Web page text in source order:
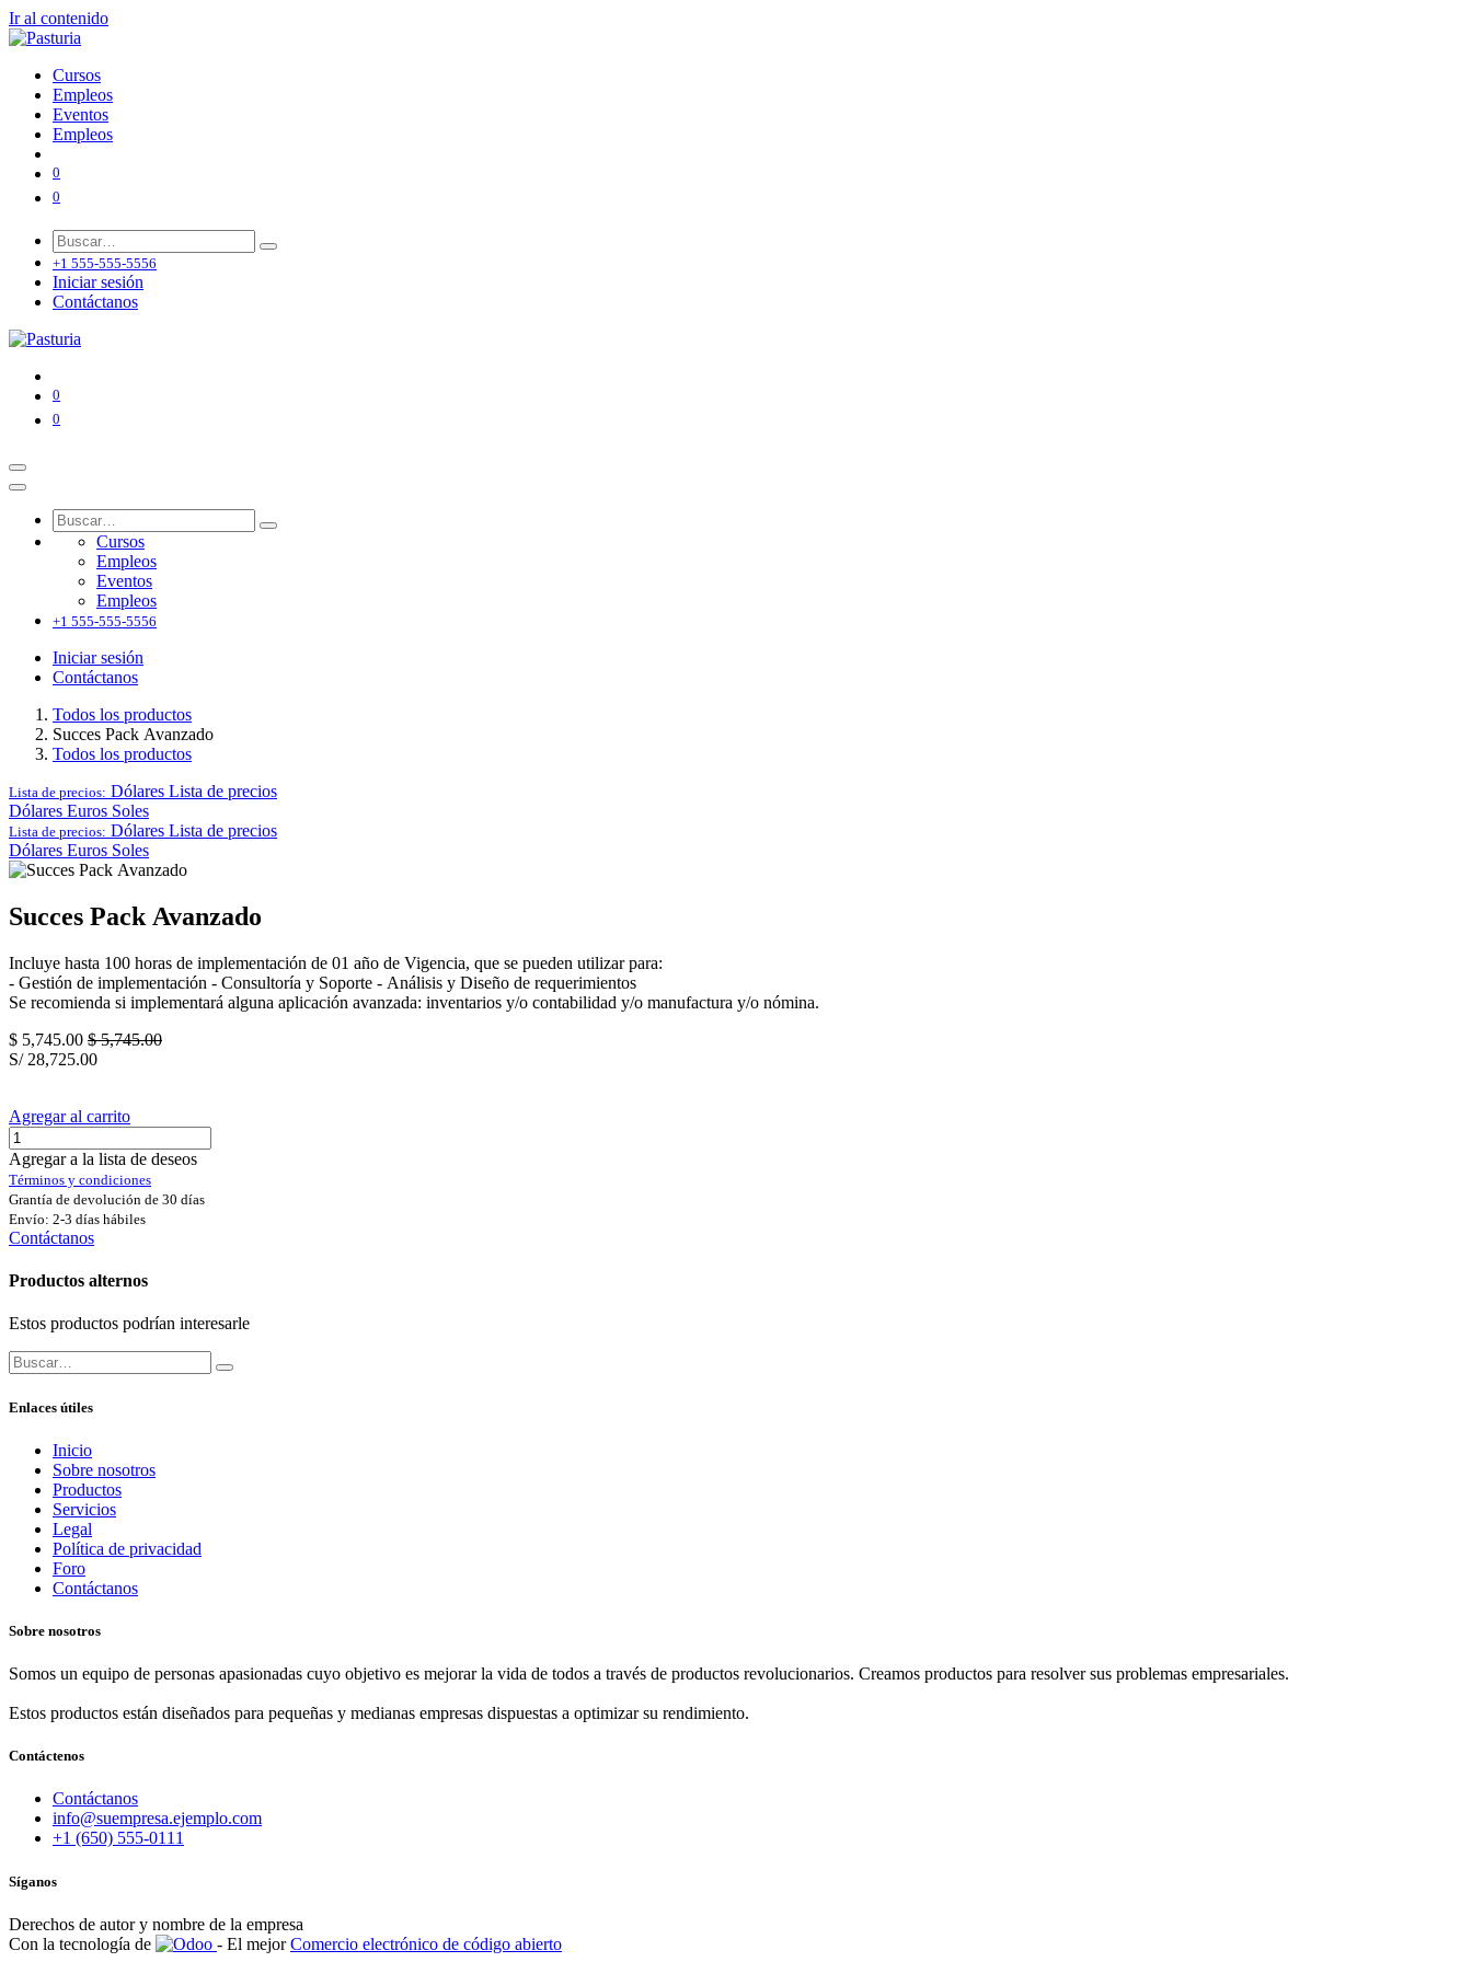
Ir al contenido
Cursos
Empleos
Eventos
Empleos
0
0
+1 555-555-5556
Iniciar sesión
Contáctanos
0
0
Cursos
Empleos
Eventos
Empleos
+1 555-555-5556
Iniciar sesión
Contáctanos
Todos los productos
Succes Pack Avanzado
Todos los productos
Lista de precios: Dólares Lista de precios
Dólares Euros Soles
Lista de precios: Dólares Lista de precios
Dólares Euros Soles
Succes Pack Avanzado
Incluye hasta 100 horas de implementación de 01 año de Vigencia, que se pueden utilizar para:
- Gestión de implementación - Consultoría y Soporte - Análisis y Diseño de requerimientos
Se recomienda si implementará alguna aplicación avanzada: inventarios y/o contabilidad y/o manufactura y/o nómina.
$ 5,745.00 $5,745.00
S/ 28,725.00
Agregar al carrito
Agregar a la lista de deseos
Términos y condiciones
Grantía de devolución de 30 días
Envío: 2-3 días hábiles
Contáctanos
Productos alternos
Estos productos podrían interesarle
Enlaces útiles
Inicio
Sobre nosotros
Productos
Servicios
Legal
Política de privacidad
Foro
Contáctanos
Sobre nosotros
Somos un equipo de personas apasionadas cuyo objetivo es mejorar la vida de todos a través de productos revolucionarios. Creamos productos para resolver sus problemas empresariales.
Estos productos están diseñados para pequeñas y medianas empresas dispuestas a optimizar su rendimiento.
Contáctenos
Contáctanos
info@suempresa.ejemplo.com
+1 (650) 555-0111
Síganos
Derechos de autor y nombre de la empresa
Con la tecnología de
- El mejorComercio electrónico de código abierto